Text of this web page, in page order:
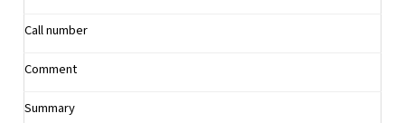
Call number
Comment
Summary